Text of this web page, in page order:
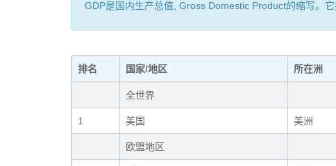
GDP是国内生产总值, Gross Domestic Product的缩写。
排名 国家/地区 所在洲
全世界
1 美国 美洲
欧盟地区